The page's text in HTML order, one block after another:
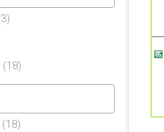
3
18
18